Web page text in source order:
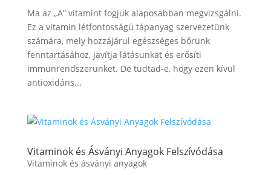
Ma az „A” vitamint fogjuk alaposabban megvizsgálni.
Ez a vitamin létfontosságú tápanyag szervezetünk
számára, mely hozzájárul egészséges bőrünk
fenntartásához, javítja látásunkat és erősíti
immunrendszerünket. De tudtad-e, hogy ezen kívül
antioxidáns...
Vitaminok és Ásványi Anyagok Felszívódása
Vitaminok és ásványi anyagok